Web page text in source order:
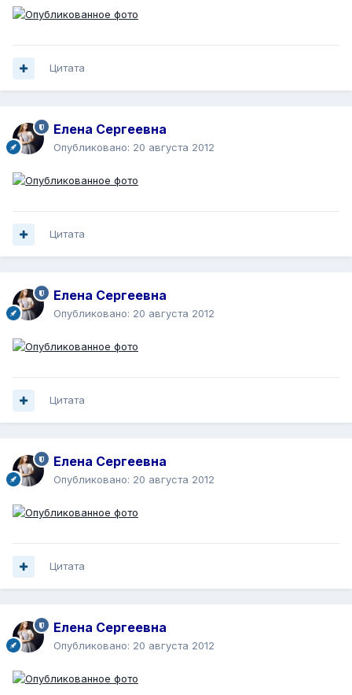
Цитата
Елена Сергеевна
Опубликовано: 20 августа 2012
Цитата
Елена Сергеевна
Опубликовано: 20 августа 2012
Цитата
Елена Сергеевна
Опубликовано: 20 августа 2012
Цитата
Елена Сергеевна
Опубликовано: 20 августа 2012